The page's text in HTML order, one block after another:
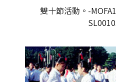
雙十節活動。-